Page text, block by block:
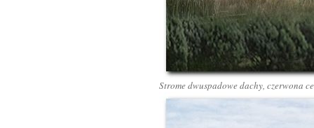
Strome dwuspadowe dachy, czerwona